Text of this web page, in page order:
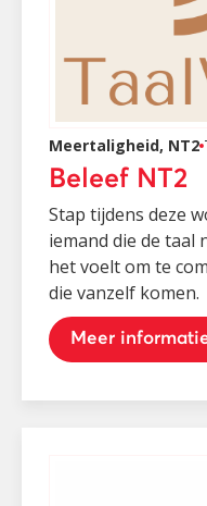
Meertaligheid, NT2
Beleef NT2
Stap tijdens deze
iemand die de taal
het voelt om te
die vanzelf komen.
Meer